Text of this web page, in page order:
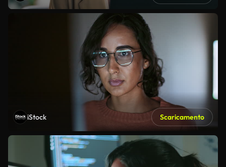
iStock Scaricamento